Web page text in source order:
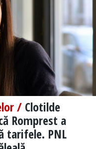
/ Clotilde
Romprest a
tarifele. PNL